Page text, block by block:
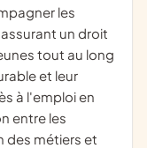
les
un droit
tout au long
et leur
à l'emploi en
entre les
des métiers et